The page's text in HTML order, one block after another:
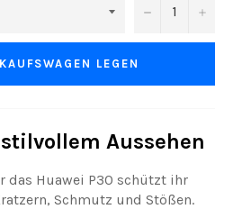
− +
LEGEN
Aussehen
das Huawei P30 schützt ihr
Schmutz und Stößen.